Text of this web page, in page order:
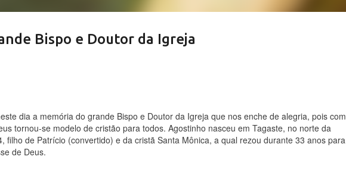
Bispo e Doutor da Igreja
dia a memória do grande Bispo e Doutor da Igreja que nos enche de alegria, pois com
tornou-se modelo de cristão para todos. Agostinho nasceu em Tagaste, no norte da
filho de Patrício (convertido) e da cristã Santa Mônica, a qual rezou durante 33 anos para
de Deus.